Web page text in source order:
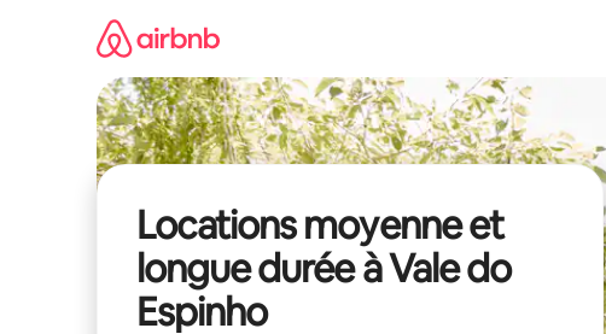
Locations moyenne et
longue durée à Vale do
Espinho